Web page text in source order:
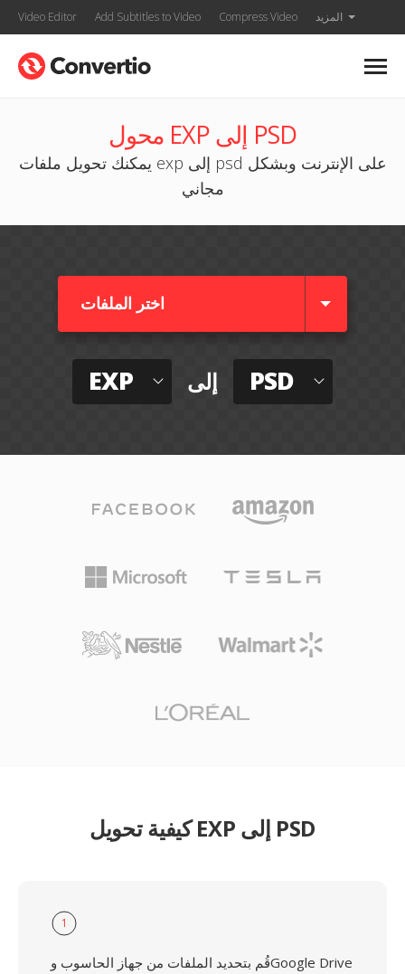
Video Editor Add Subtitles to Video Compress Video المزيد
محول EXP إلى PSD
يمكنك تحويل ملفات exp إلى psd على الإنترنت وبشكل
مجاني
اختر الملفات
EXP إلى PSD
كيفية تحويل EXP إلى PSD
1
قُم بتحديد الملفات من جهاز الحاسوب وGoogle Drive